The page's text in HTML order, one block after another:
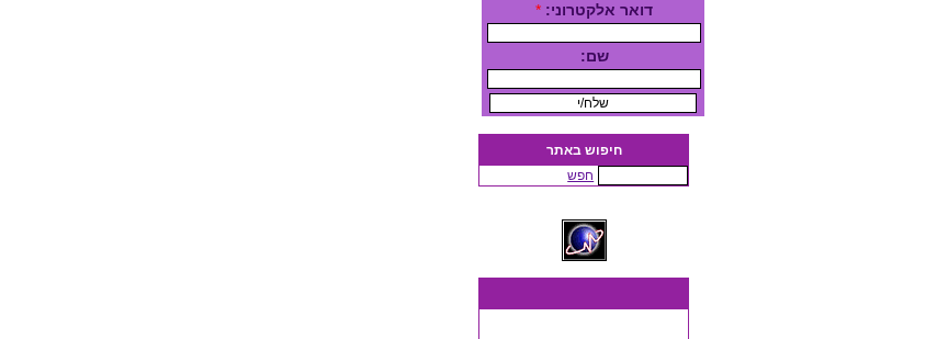
דואר אלקטרוני: *
שם:
חיפוש באתר
חפש